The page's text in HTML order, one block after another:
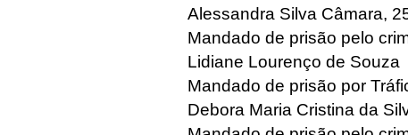
Alessandra Silva Câmara,
Mandado de prisão pelo
Lidiane Lourenço de Souza
Mandado de prisão por
Debora Maria Cristina da